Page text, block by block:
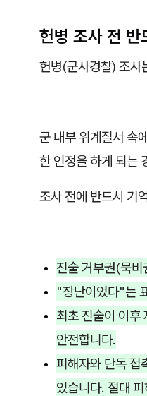
헌병 조사 전 반
헌병(군사경찰) 조사
군 내부 위계질서 속
한 인정을 하게 되는
조사 전에 반드시 기
진술 거부권(묵비
"장난이었다"는
최초 진술이 이후
안전합니다.
피해자와 단독 접
있습니다. 절대